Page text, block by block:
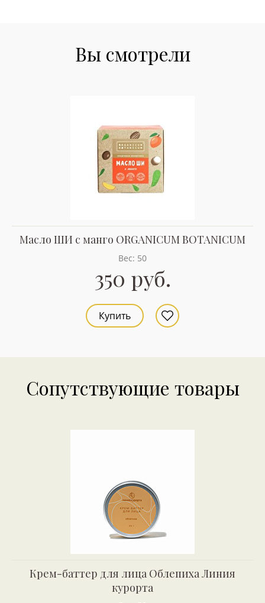
Вы смотрели
Масло ШИ с манго ORGANICUM BOTANICUM
Вес: 50
350 руб.
Купить
Сопутствующие товары
Крем-баттер для лица Облепиха Линия
курорта